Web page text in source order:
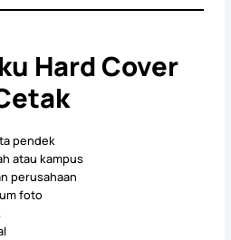
Hard Cover
pendek
atau kampus
perusahaan
foto